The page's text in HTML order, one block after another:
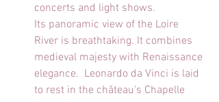
concerts and light shows.
Its panoramic view of the Loire
River is breathtaking. It combines
medieval majesty with Renaissance
elegance.  Leonardo da Vinci is laid
to rest in the château's Chapelle